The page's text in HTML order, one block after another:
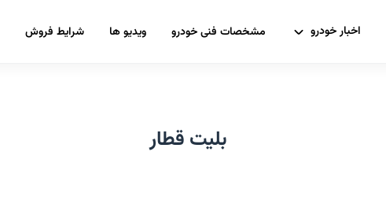
اخبار خودرو مشخصات فنی خودرو ویدیو ها شرایط فروش
بلیت قطار